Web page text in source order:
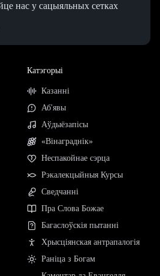
нас у сацыяльных сетках
Катэгорыі
Казанні
Аб'явы
Аўдыёзапісы
«Вінаграднік»
Неспакойнае сэрца
Рэкалекцыйныя Курсы
Сведчанні
Пра Слова Божае
Багаслоўскія пытанні
Хрысціянская антрапалогія
Раніца з Богам